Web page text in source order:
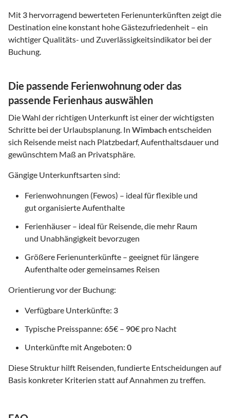
Mit 3 hervorragend bewerteten Ferienunterkünften zeigt die
Destination eine konstant hohe Gästezufriedenheit – ein
wichtiger Qualitäts- und Zuverlässigkeitsindikator bei der
Buchung.
Die passende Ferienwohnung oder das
passende Ferienhaus auswählen
Die Wahl der richtigen Unterkunft ist einer der wichtigsten
Schritte bei der Urlaubsplanung. In Wimbachentscheiden
sich Reisende meist nach Platzbedarf, Aufenthaltsdauer und
gewünschtem Maß an Privatsphäre.
Gängige Unterkunftsarten sind:
Ferienwohnungen (Fewos) – ideal für flexible und
gut organisierte Aufenthalte
Ferienhäuser – ideal für Reisende, die mehr Raum
und Unabhängigkeit bevorzugen
Größere Ferienunterkünfte – geeignet für längere
Aufenthalte oder gemeinsames Reisen
Orientierung vor der Buchung:
Verfügbare Unterkünfte: 3
Typische Preisspanne: 65€ – 90€ pro Nacht
Unterkünfte mit Angeboten: 0
Diese Struktur hilft Reisenden, fundierte Entscheidungen auf
Basis konkreter Kriterien statt auf Annahmen zu treffen.